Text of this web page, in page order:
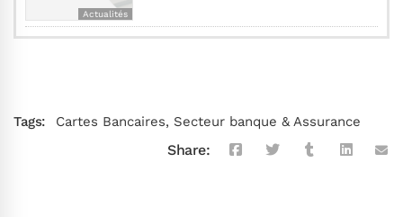
Actualités
Tags: Cartes Bancaires, Secteur banque & Assurance
Share: